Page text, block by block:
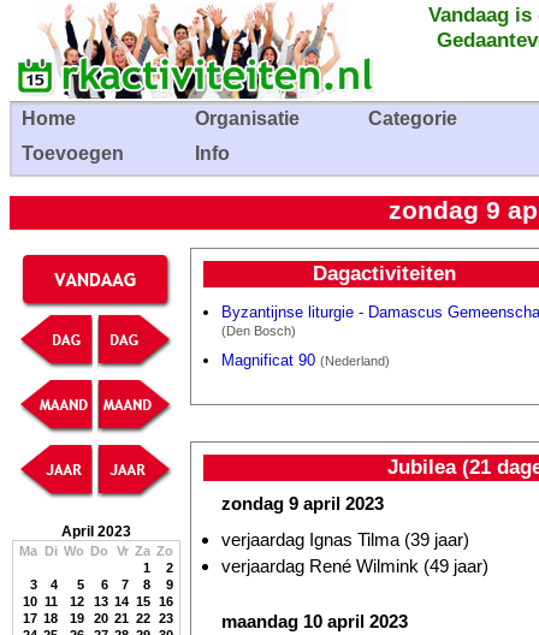
Vandaag
Home Organisatie
Categorie
Toevoegen
Info
zondag 9
April 2023
Ma Di Wo Do Vr Za Zo
1
2
3
4 5 6 7 8
9
10 11 12 13 14 15 16
17 18 19 20 21 22 23
Dagactiviteiten
Byzantijnse liturgie - Damascus
(Den Bosch)
Magnificat 90 (Nederland)
Jubilea (21
zondag 9 april 2023
verjaardag Ignas Tilma (39 jaar)
verjaardag René Wilmink (49 jaar)
maandag 10 april 2023